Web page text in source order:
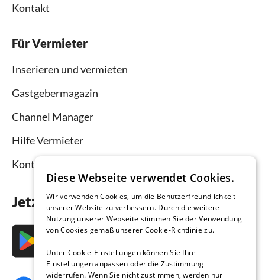
Kontakt
Für Vermieter
Inserieren und vermieten
Gastgebermagazin
Channel Manager
Hilfe Vermieter
Kontakt
Jetzt die App downloaden
Diese Webseite verwendet Cookies.
Wir verwenden Cookies, um die Benutzerfreundlichkeit
unserer Website zu verbessern. Durch die weitere
Nutzung unserer Webseite stimmen Sie der Verwendung
von Cookies gemäß unserer Cookie-Richtlinie zu.
Unter Cookie-Einstellungen können Sie Ihre
Einstellungen anpassen oder die Zustimmung
widerrufen. Wenn Sie nicht zustimmen, werden nur